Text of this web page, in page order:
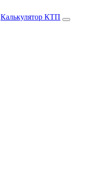
Калькулятор КТП